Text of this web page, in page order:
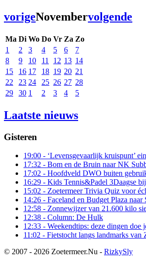
vorigeNovembervolgende
Ma Di Wo Do Vr Za Zo
1
2 3 4 5 6
7
8
9 10 11 12 13 14
15
16 17 18 19 20 21
22
23 24 25 26 27 28
29
30 1 2 3 4 5
Laatste nieuws
Gisteren
19:00 - ‘Levensgevaarlijk kruispunt’
17:32 - Bom en de Bruin naar NK
17:02 - Hoofdveld DWO buiten
16:29 - Kids Tennis&Padel 3Daagse
15:02 - Zoetermeer Trivia Quiz voor
14:26 - Faceland en Budget Plaza naar
12:58 - Zonnewijzer van 21.600 kilo
12:38 - Column: De Hulk
12:33 - Weekendtips: deze dingen doe
11:02 - Fietstocht langs landmarks van
© 2007 - 2026 Zoetermeer.Nu - RizkySly